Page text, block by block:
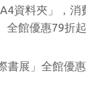
資料夾」，消
全館優惠79折起
展」全館優